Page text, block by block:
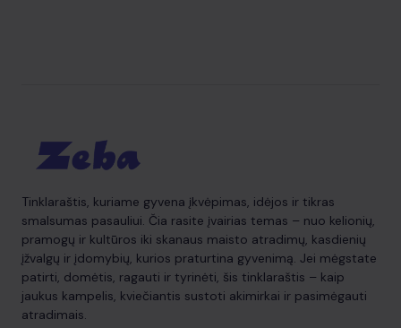
Tinklaraštis, kuriame gyvena įkvėpimas, idėjos ir tikras
smalsumas pasauliui. Čia rasite įvairias temas – nuo kelionių,
pramogų ir kultūros iki skanaus maisto atradimų, kasdienių
įžvalgų ir įdomybių, kurios praturtina gyvenimą. Jei mėgstate
patirti, domėtis, ragauti ir tyrinėti, šis tinklaraštis – kaip
jaukus kampelis, kviečiantis sustoti akimirkai ir pasimėgauti
atradimais.